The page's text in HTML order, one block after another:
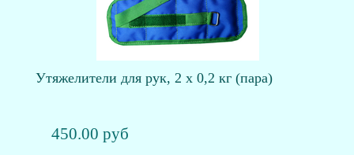
Утяжелители для рук, 2 х 0,2 кг (пара)
450.00 руб